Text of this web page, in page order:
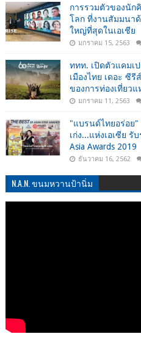
การรวมตัวของนัก
โลก ที่งานสัมมนา
ใหญ่ที่สุดในเอเชีย
มกราคม 15, 2563
ททท. เปิดตัวแคมเ
เมืองไทย เดอะ ซี
ของการท่องเที่ยวแ
มกราคม 11, 2563
"แบรนด์ไทยอร่อ
เก่ง...แห่งเอเซีย รั
Asia Awards 2019
ธันวาคม 16, 2562
N.A.N. ขนมหวานป้านิ่ม